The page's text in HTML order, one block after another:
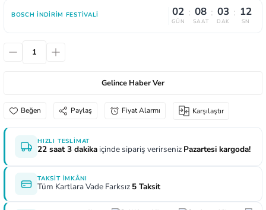
Gönye ve Profil Kesme Makinaları
Makinaları
Lokma Anahtar ve Aparatları
Yağdanlıklar
Uçlar
Panter Testere Bıçakları
BOSCH İNDIRIM FESTIVALI 02
GÜN
: 08
SAAT
: 03
DAK
: 12
SN
Gelince Haber Ver
Paylaş Fiyat Alarmı Karşılaştır
HIZLI TESLIMAT
22 saat 3 dakika içinde sipariş verirseniz Pazartesi kargoda!
TAKSIT İMKÂNI
Tüm Kartlara Vade Farksız 5 Taksit